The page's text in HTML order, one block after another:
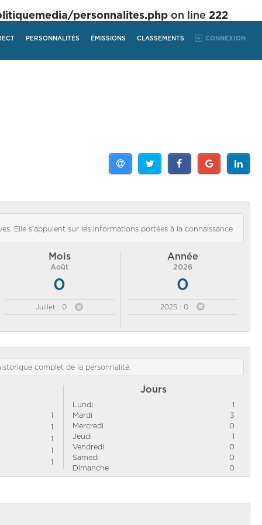
personnalites.php on line 222
PERSONNALITÉS ÉMISSIONS CLASSEMENTS CONNEXION
Elle s'appuient sur les informations portées à la connaissance
Mois
Août
0
Juillet : 0
Année
2026
0
2025 : 0
complet de la personnalité.
1
1
1
1
1
Jours
Lundi
1
Mardi
3
Mercredi
0
Jeudi
1
Vendredi
0
Samedi
0
Dimanche
0